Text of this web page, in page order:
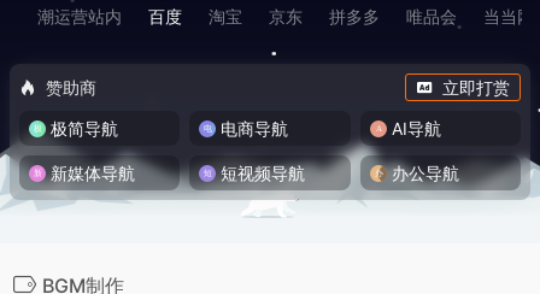
潮运营站内 百度 淘宝 京东 拼多多 唯品会 当当网
赞助商
立即打赏
极简导航
电商导航 AI导航
新媒体导航 短视频导航 办公导航
BGM制作